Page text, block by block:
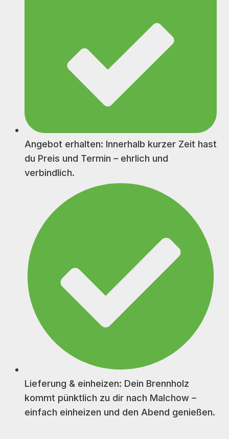
Angebot erhalten: Innerhalb kurzer Zeit hast
du Preis und Termin – ehrlich und
verbindlich.
Lieferung & einheizen: Dein Brennholz
kommt pünktlich zu dir nach Malchow –
einfach einheizen und den Abend genießen.